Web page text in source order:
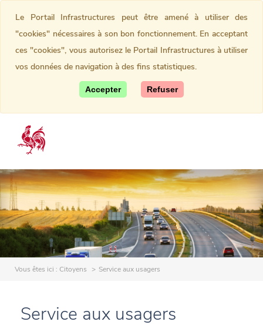
Vous êtes ici : Citoyens Service aux usagers
Service aux usagers
Le Portail Infrastructures peut être amené à utiliser des
"cookies" nécessaires à son bon fonctionnement. En acceptant
ces "cookies", vous autorisez le Portail Infrastructures à utiliser
vos données de navigation à des fins statistiques.
Accepter Refuser